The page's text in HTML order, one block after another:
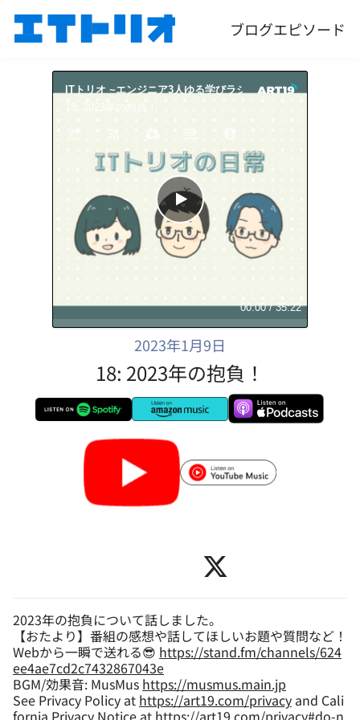
ブログエピソード
ITトリオ ~エンジニア3人ゆる学びラジオ~
ITトリオ ~
18: 2023年の抱負！
00:00/35:22
2023年1月9日
18: 2023年の抱負！
2023年の抱負について話しました。
【おたより】番組の感想や話してほしいお題や質問など！
Webから一瞬で送れる😎 https://stand.fm/channels/624
ee4ae7cd2c7432867043e
BGM/効果音: MusMus https://musmus.main.jp
See Privacy Policy at https://art19.com/privacy and Cali
fornia Privacy Notice at https://art19.com/privacy#do-n